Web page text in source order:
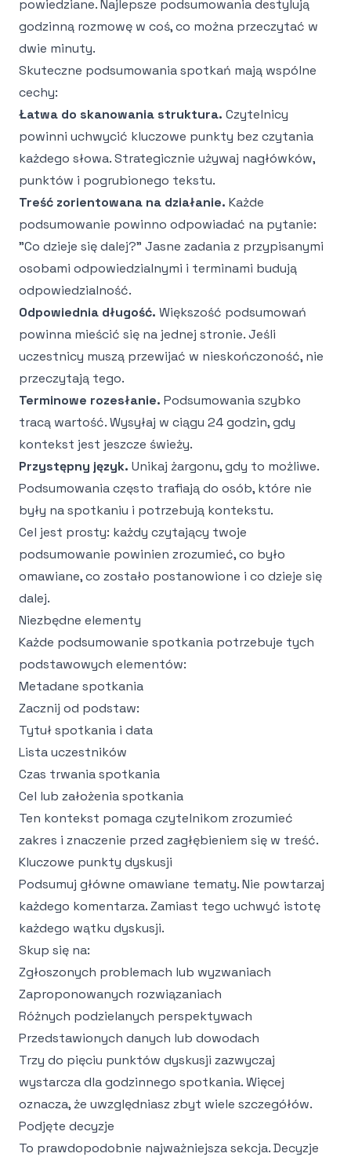
powiedziane. Najlepsze podsumowania destylują
godzinną rozmowę w coś, co można przeczytać w
dwie minuty.
Skuteczne podsumowania spotkań mają wspólne
cechy:
Łatwa do skanowania struktura. Czytelnicy
powinni uchwycić kluczowe punkty bez czytania
każdego słowa. Strategicznie używaj nagłówków,
punktów i pogrubionego tekstu.
Treść zorientowana na działanie. Każde
podsumowanie powinno odpowiadać na pytanie:
"Co dzieje się dalej?" Jasne zadania z przypisanymi
osobami odpowiedzialnymi i terminami budują
odpowiedzialność.
Odpowiednia długość. Większość podsumowań
powinna mieścić się na jednej stronie. Jeśli
uczestnicy muszą przewijać w nieskończoność, nie
przeczytają tego.
Terminowe rozesłanie. Podsumowania szybko
tracą wartość. Wysyłaj w ciągu 24 godzin, gdy
kontekst jest jeszcze świeży.
Przystępny język. Unikaj żargonu, gdy to możliwe.
Podsumowania często trafiają do osób, które nie
były na spotkaniu i potrzebują kontekstu.
Cel jest prosty: każdy czytający twoje
podsumowanie powinien zrozumieć, co było
omawiane, co zostało postanowione i co dzieje się
dalej.
Niezbędne elementy
Każde podsumowanie spotkania potrzebuje tych
podstawowych elementów:
Metadane spotkania
Zacznij od podstaw:
Tytuł spotkania i data
Lista uczestników
Czas trwania spotkania
Cel lub założenia spotkania
Ten kontekst pomaga czytelnikom zrozumieć
zakres i znaczenie przed zagłębieniem się w treść.
Kluczowe punkty dyskusji
Podsumuj główne omawiane tematy. Nie powtarzaj
każdego komentarza. Zamiast tego uchwyć istotę
każdego wątku dyskusji.
Skup się na:
Zgłoszonych problemach lub wyzwaniach
Zaproponowanych rozwiązaniach
Różnych podzielanych perspektywach
Przedstawionych danych lub dowodach
Trzy do pięciu punktów dyskusji zazwyczaj
wystarcza dla godzinnego spotkania. Więcej
oznacza, że uwzględniasz zbyt wiele szczegółów.
Podjęte decyzje
To prawdopodobnie najważniejsza sekcja. Decyzje